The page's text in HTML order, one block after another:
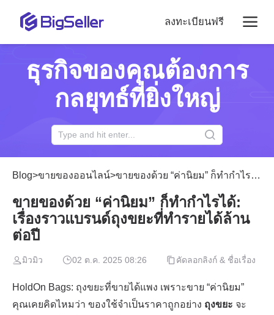
ลงทะเบียนฟรี
ธุรกิจของคุณต้องการ
กลยุทธ์ที่ยิ่งใหญ่
Blog>ขายของออนไลน์>ขายของด้วย “ค่านิยม” ก็ทำกำไรได้: เรื่องราวแบรนด์ถุงขยะที่ทำรายได้ล้านต่อปี
ขายของด้วย “ค่านิยม” ก็ทำกำไรได้:
เรื่องราวแบรนด์ถุงขยะที่ทำรายได้ล้าน
ต่อปี
มิวมิว 02 ต.ค. 2025 08:26 คัดลอกลิงก์ & ชื่อเรื่อง